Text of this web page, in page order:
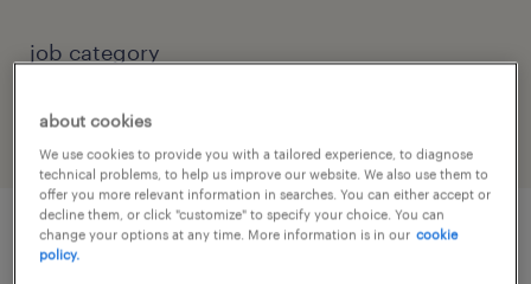
job category
job details
about cookies
We use cookies to provide you with a tailored experience, to diagnose
technical problems, to help us improve our website. We also use them to
offer you more relevant information in searches. You can either accept or
decline them, or click "customize" to specify your choice. You can
change your options at any time. More information is in our cookie
policy.